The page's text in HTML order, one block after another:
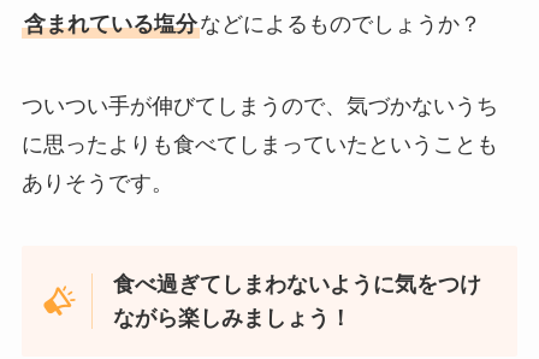
含まれている塩分などによるものでしょうか？
ついつい手が伸びてしまうので、気づかないうち
に思ったよりも食べてしまっていたということも
ありそうです。
食べ過ぎてしまわないように気をつけ
ながら楽しみましょう！